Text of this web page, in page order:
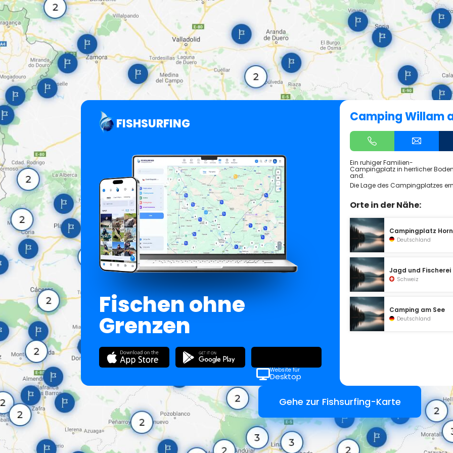
FISHSURFING
Fischen ohne
Grenzen
Website für
Desktop
Camping Willam
Ein ruhiger Familien-
Campingplatz in herrlicher
and.
Die Lage des Campingplatzes
Orte in der Nähe:
Campingplatz Horn
Deutschland
Jagd und Fischerei
Schweiz
Camping am See
Deutschland
Gehe zur Fishsurfing-Karte